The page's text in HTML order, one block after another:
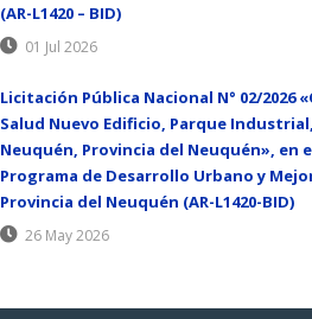
(AR-L1420 – BID)
01 Jul 2026
Licitación Pública Nacional N° 02/2026
Salud Nuevo Edificio, Parque
Neuquén, Provincia del Neuquén», en
Programa de Desarrollo Urbano y
Provincia del Neuquén (AR-L1420-BID)
26 May 2026